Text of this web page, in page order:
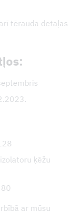
tērauda detaļas
ķēžu
ar mūsu